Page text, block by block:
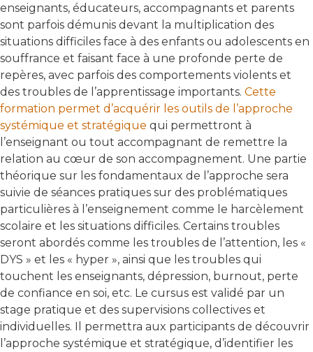
enseignants, éducateurs, accompagnants et parents
sont parfois démunis devant la multiplication des
situations difficiles face à des enfants ou adolescents en
souffrance et faisant face à une profonde perte de
repères, avec parfois des comportements violents et
des troubles de l’apprentissage importants. Cette
formation permet d’acquérir les outils de l’approche
systémique et stratégique qui permettront à
l’enseignant ou tout accompagnant de remettre la
relation au cœur de son accompagnement. Une partie
théorique sur les fondamentaux de l’approche sera
suivie de séances pratiques sur des problématiques
particulières à l’enseignement comme le harcèlement
scolaire et les situations difficiles. Certains troubles
seront abordés comme les troubles de l’attention, les «
DYS » et les « hyper », ainsi que les troubles qui
touchent les enseignants, dépression, burnout, perte
de confiance en soi, etc. Le cursus est validé par un
stage pratique et des supervisions collectives et
individuelles. Il permettra aux participants de découvrir
l’approche systémique et stratégique, d’identifier les